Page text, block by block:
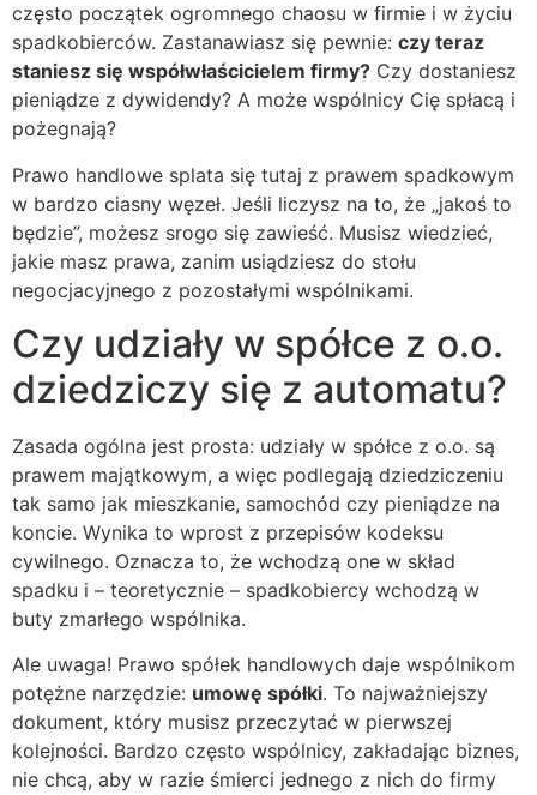
często początek ogromnego chaosu w firmie i w życiu
spadkobierców. Zastanawiasz się pewnie: czy teraz
staniesz się współwłaścicielem firmy? Czy dostaniesz
pieniądze z dywidendy? A może wspólnicy Cię spłacą i
pożegnają?
Prawo handlowe splata się tutaj z prawem spadkowym
w bardzo ciasny węzeł. Jeśli liczysz na to, że „jakoś to
będzie”, możesz srogo się zawieść. Musisz wiedzieć,
jakie masz prawa, zanim usiądziesz do stołu
negocjacyjnego z pozostałymi wspólnikami.
Czy udziały w spółce z o.o.
dziedziczy się z automatu?
Zasada ogólna jest prosta: udziały w spółce z o.o. są
prawem majątkowym, a więc podlegają dziedziczeniu
tak samo jak mieszkanie, samochód czy pieniądze na
koncie. Wynika to wprost z przepisów kodeksu
cywilnego. Oznacza to, że wchodzą one w skład
spadku i – teoretycznie – spadkobiercy wchodzą w
buty zmarłego wspólnika.
Ale uwaga! Prawo spółek handlowych daje wspólnikom
potężne narzędzie: umowę spółki. To najważniejszy
dokument, który musisz przeczytać w pierwszej
kolejności. Bardzo często wspólnicy, zakładając biznes,
nie chcą, aby w razie śmierci jednego z nich do firmy